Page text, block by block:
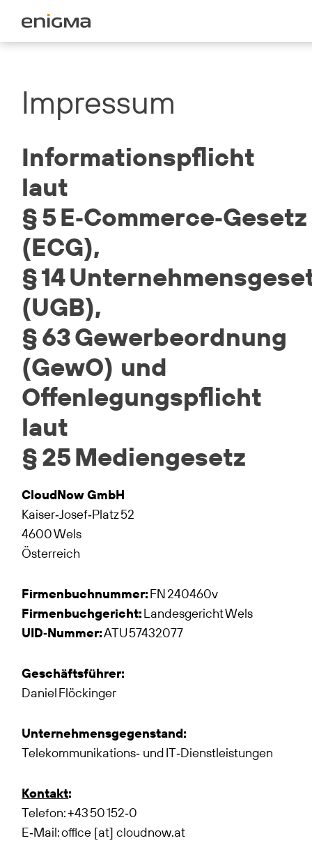
Impressum
Informationspflicht
laut
§ 5 E‑Commerce‑Gesetz
(ECG),
§ 14
(UGB),
§ 63 Gewerbeordnung
(GewO) und
Offenlegungspflicht
laut
§ 25 Mediengesetz
CloudNow GmbH
Kaiser‑Josef‑Platz 52
4600 Wels
Österreich
Firmenbuchnummer:FN 240460v
Firmenbuchgericht:Landesgericht Wels
UID‑Nummer:ATU 57432077
Geschäftsführer:
Daniel Flöckinger
Unternehmensgegenstand:
Telekommunikations‑ und IT‑Dienstleistungen
Kontakt:
Telefon: +43 50 152‑0
E‑Mail:office [at]cloudnow.at